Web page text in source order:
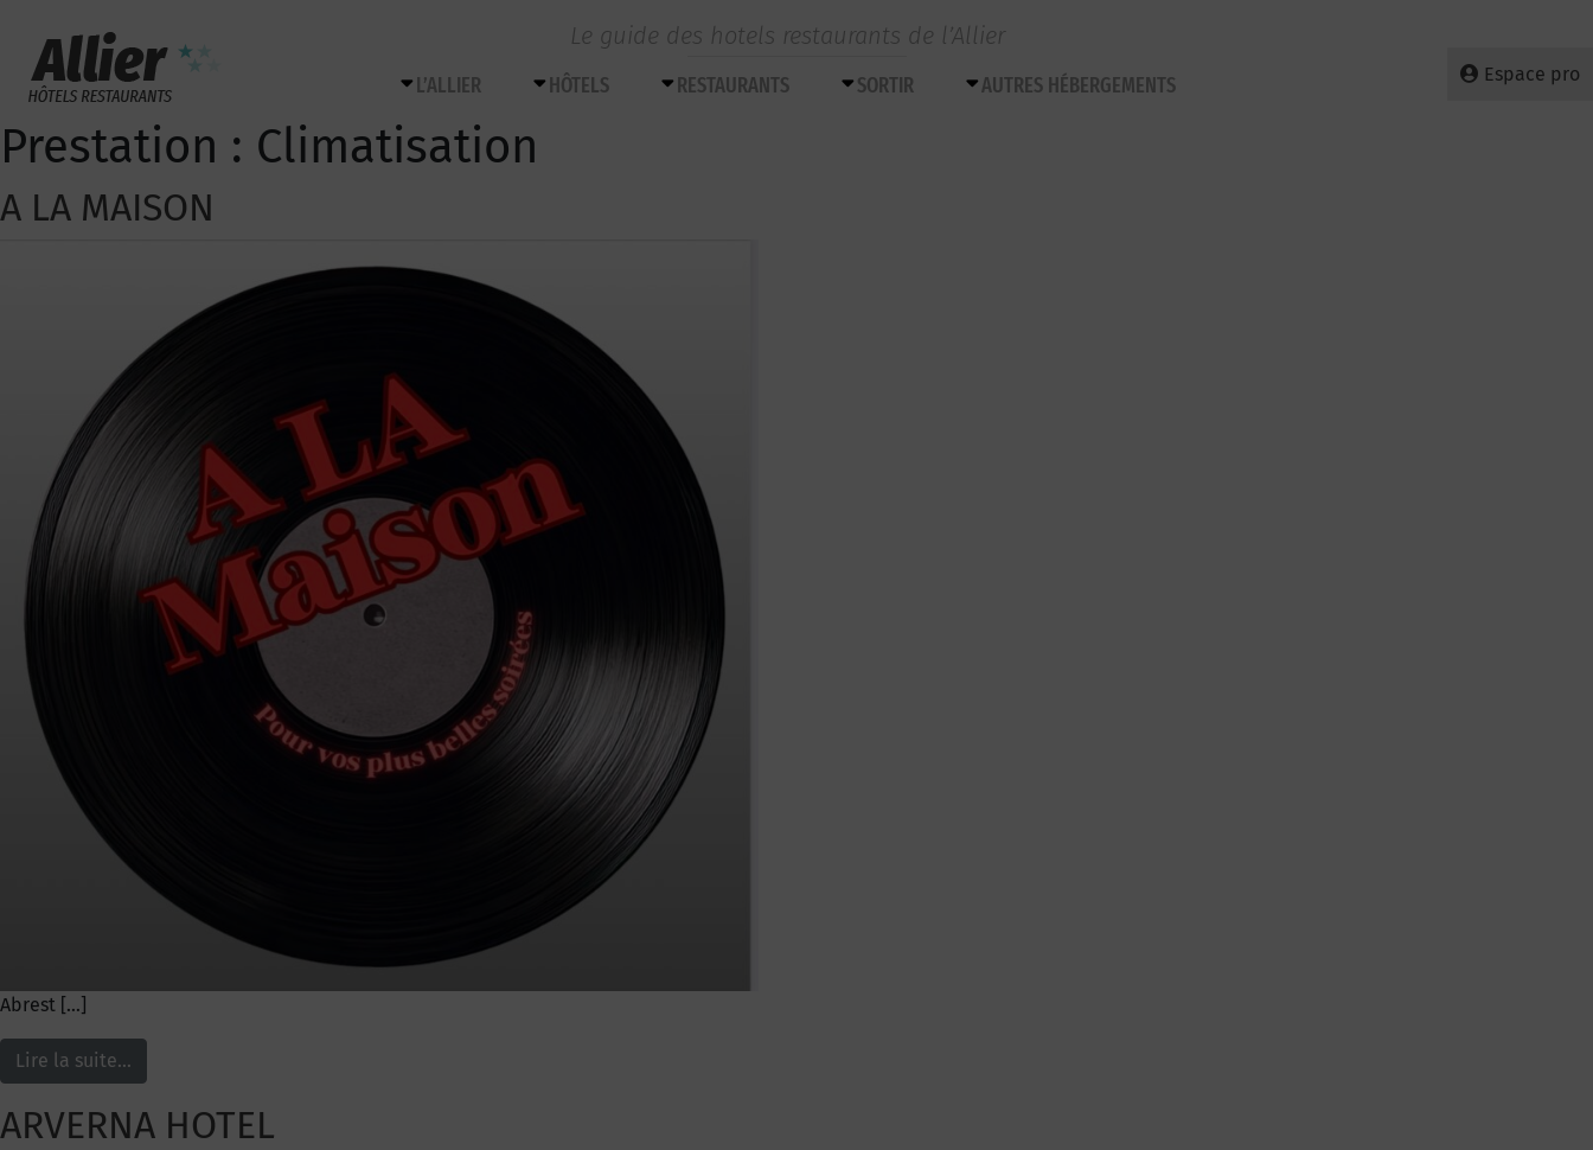
Le guide des hotels restaurants de l’Allier
Espace pro
L’ALLIER HÔTELS RESTAURANTS SORTIR AUTRES HÉBERGEMENTS
Prestation : Climatisation
A LA MAISON
Abrest […]
Lire la suite…
ARVERNA HOTEL